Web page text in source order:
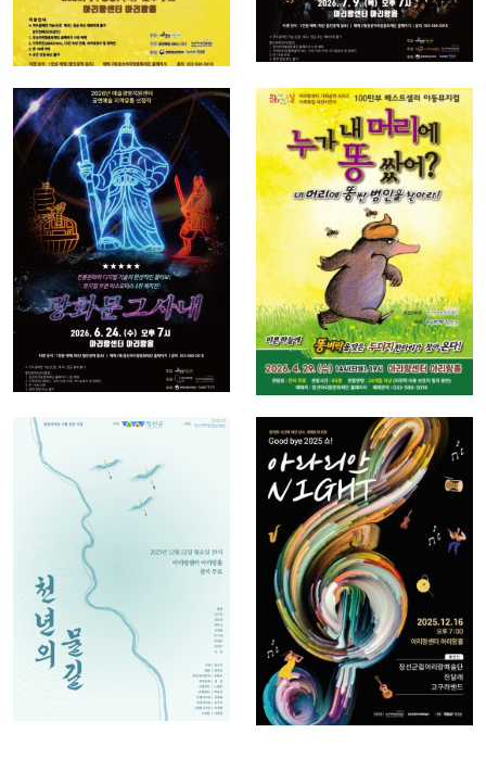
2026년 예술
경영지원센터
공연예술 지
역유통 선정
작 광화문 그
사내
2026-06-24 ~
2026-06-24
연극
요일 문화가
있는 날 아리
랑센터 기획
공연 시리즈
가족특집 어
린이 연극 누
가 내머리에
똥 쌌어
2026-04-29 ~
2026-04-29
연극
정선아리랑
시범 공연 사
업 천년의 물
2025-12-22 ~
2025-12-22
콘서트
정선군립아리
랑예술단 아
라리안나이트
2025-12-16 ~
2025-12-16